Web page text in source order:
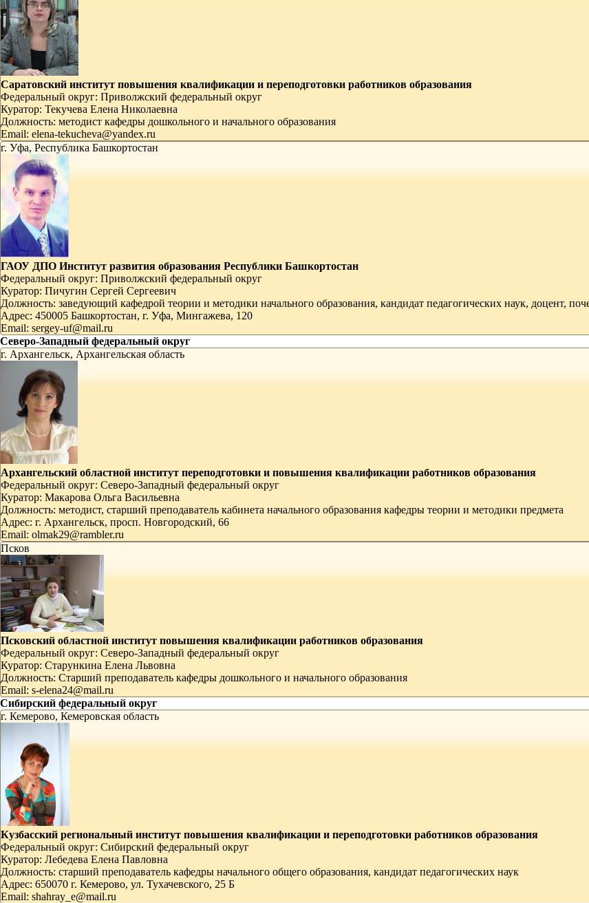
Саратовский институт повышения квалификации и переподготовки работников образования
Федеральный округ: Приволжский федеральный округ
Куратор: Текучева Елена Николаевна
Должность: методист кафедры дошкольного и начального образования
Email: elena-tekucheva@yandex.ru
г. Уфа, Республика Башкортостан
ГАОУ ДПО Институт развития образования Республики Башкортостан
Федеральный округ: Приволжский федеральный округ
Куратор: Пичугин Сергей Сергеевич
Должность: заведующий кафедрой теории и методики начального образования, кандидат педагогических наук, доцент,
Адрес: 450005 Башкортостан, г. Уфа, Мингажева, 120
Email: sergey-uf@mail.ru
Северо-Западный федеральный округ
г. Архангельск, Архангельская область
Архангельский областной институт переподготовки и повышения квалификации работников образования
Федеральный округ: Северо-Западный федеральный округ
Куратор: Макарова Ольга Васильевна
Должность: методист, старший преподаватель кабинета начального образования кафедры теории и методики предмета
Адрес: г. Архангельск, просп. Новгородский, 66
Email: olmak29@rambler.ru
Псков
Псковский областной институт повышения квалификации работников образования
Федеральный округ: Северо-Западный федеральный округ
Куратор: Старункина Елена Львовна
Должность: Старший преподаватель кафедры дошкольного и начального образования
Email: s-elena24@mail.ru
Сибирский федеральный округ
г. Кемерово, Кемеровская область
Кузбасский региональный институт повышения квалификации и переподготовки работников образования
Федеральный округ: Сибирский федеральный округ
Куратор: Лебедева Елена Павловна
Должность: старший преподаватель кафедры начального общего образования, кандидат педагогических наук
Адрес: 650070 г. Кемерово, ул. Тухачевского, 25 Б
Email: shahray_e@mail.ru